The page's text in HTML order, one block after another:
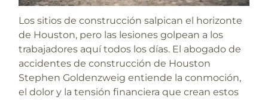
Los sitios de construcción salpican el horizonte
de Houston, pero las lesiones golpean a los
trabajadores aquí todos los días. El abogado de
accidentes de construcción de Houston
Stephen Goldenzweig entiende la conmoción,
el dolor y la tensión financiera que crean estos